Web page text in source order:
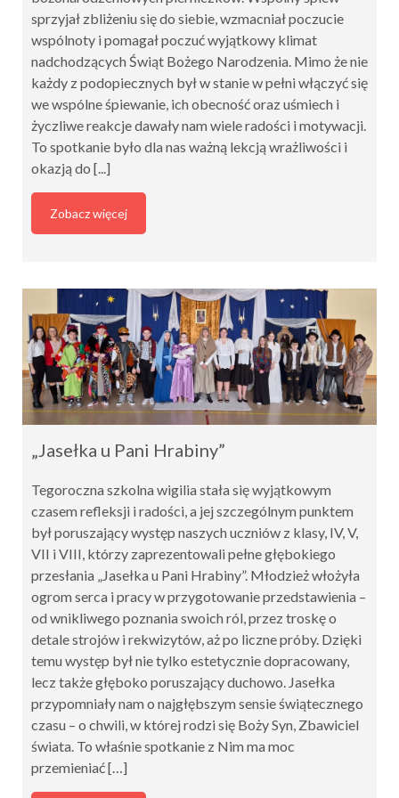
sprzyjał zbliżeniu się do siebie, wzmacniał poczucie
wspólnoty i pomagał poczuć wyjątkowy klimat
nadchodzących Świąt Bożego Narodzenia. Mimo że nie
każdy z podopiecznych był w stanie w pełni włączyć się
we wspólne śpiewanie, ich obecność oraz uśmiech i
życzliwe reakcje dawały nam wiele radości i motywacji.
To spotkanie było dla nas ważną lekcją wrażliwości i
okazją do [...]
Zobacz więcej
„Jasełka u Pani Hrabiny”
Tegoroczna szkolna wigilia stała się wyjątkowym
czasem refleksji i radości, a jej szczególnym punktem
był poruszający występ naszych uczniów z klasy, IV, V,
VII i VIII, którzy zaprezentowali pełne głębokiego
przesłania „Jasełka u Pani Hrabiny”. Młodzież włożyła
ogrom serca i pracy w przygotowanie przedstawienia –
od wnikliwego poznania swoich ról, przez troskę o
detale strojów i rekwizytów, aż po liczne próby. Dzięki
temu występ był nie tylko estetycznie dopracowany,
lecz także głęboko poruszający duchowo. Jasełka
przypomniały nam o najgłębszym sensie świątecznego
czasu – o chwili, w której rodzi się Boży Syn, Zbawiciel
świata. To właśnie spotkanie z Nim ma moc
przemieniać […]